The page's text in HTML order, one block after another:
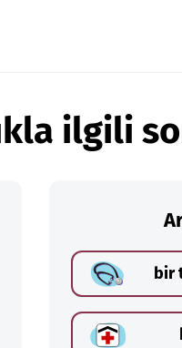
ilgili
bir